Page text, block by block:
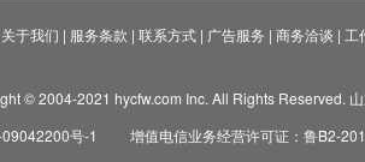
关于我们 | 服务条款 | 联系方式| 广告服务 | 商务洽谈 | 工
© 2004-2021 hycfw.com Inc. All Rights Reserved.
号-1
增值电信业务经营许可证：鲁B2-